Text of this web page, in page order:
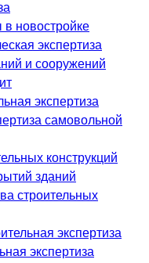
новостройке
экспертиза
и сооружений
экспертиза
самовольной
конструкций
зданий
строительных
экспертиза
экспертиза